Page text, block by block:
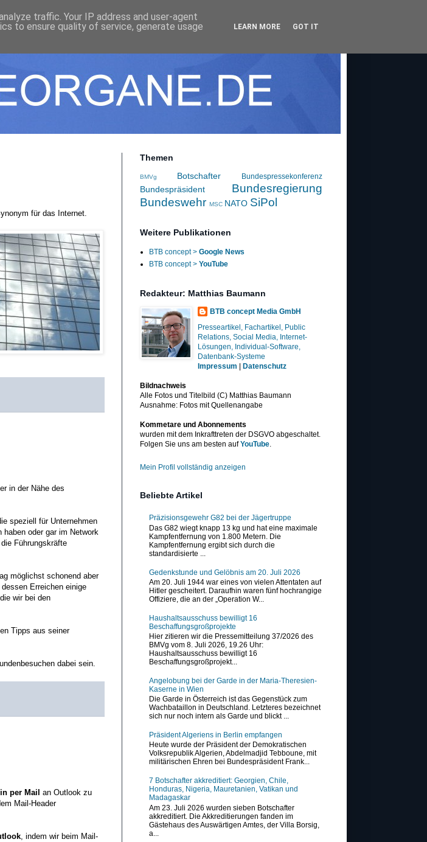
für das Internet.
in der Nähe des
speziell für Unternehmen
oder gar im Network
Führungskräfte
möglichst schonend aber
Erreichen einige
wir bei den
Tipps aus seiner
dabei sein.
per Mail an Outlook zu
Mail-Header
, indem wir beim Mail-
Themen
BMVg Botschafter Bundespressekonferenz
Bundespräsident
Bundesregierung
Bundeswehr MSC NATO SiPol
Weitere Publikationen
BTB concept > Google News
BTB concept > YouTube
Redakteur: Matthias Baumann
BTB concept Media GmbH
Presseartikel, Fachartikel, Public
Relations, Social Media, Internet-
Lösungen, Individual-Software,
Datenbank-Systeme
Impressum
Datenschutz
Bildnachweis
Alle Fotos und Titelbild (C) Matthias Baumann
Ausnahme: Fotos mit Quellenangabe
Kommetare und Abonnements
wurden mit dem Inkrafttreten der DSGVO abgeschaltet.
Folgen Sie uns am besten aufYouTube.
Mein Profil vollständig anzeigen
Beliebte Artikel
Präzisionsgewehr G82 bei der Jägertruppe
Das G82 wiegt knapp 13 kg und hat eine maximale
Kampfentfernung von 1.800 Metern. Die
Kampfentfernung ergibt sich durch die
standardisierte ...
Gedenkstunde und Gelöbnis am 20. Juli 2026
Am 20. Juli 1944 war eines von vielen Attentaten auf
Hitler gescheitert. Daraufhin waren fünf hochrangige
Offiziere, die an der „Operation W...
Haushaltsausschuss bewilligt 16
Beschaffungsgroßprojekte
Hier zitieren wir die Pressemitteilung 37/2026 des
BMVg vom 8. Juli 2026, 19.26 Uhr:
Haushaltsausschuss bewilligt 16
Beschaffungsgroßprojekt...
Angelobung bei der Garde in der Maria-Theresien-
Kaserne in Wien
Die Garde in Österreich ist das Gegenstück zum
Wachbataillon in Deutschland. Letzteres bezeichnet
sich nur noch intern als Garde und blickt ...
Präsident Algeriens in Berlin empfangen
Heute wurde der Präsident der Demokratischen
Volksrepublik Algerien, Abdelmadjid Tebboune, mit
militärischen Ehren bei Bundespräsident Frank...
7 Botschafter akkreditiert: Georgien, Chile,
Honduras, Nigeria, Mauretanien, Vatikan und
Madagaskar
Am 23. Juli 2026 wurden sieben Botschafter
akkreditiert. Die Akkreditierungen fanden im
Gästehaus des Auswärtigen Amtes, der Villa Borsig,
a...
traffic. Your IP address and user-agent
to ensure quality of service, generate usage
LEARN MORE GOT IT